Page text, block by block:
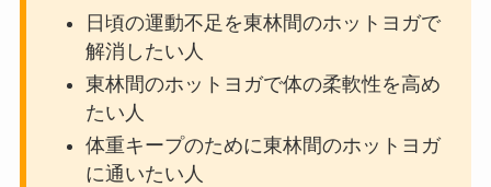
日頃の運動不足を東林間のホットヨガで
解消したい人
東林間のホットヨガで体の柔軟性を高め
たい人
体重キープのために東林間のホットヨガ
に通いたい人